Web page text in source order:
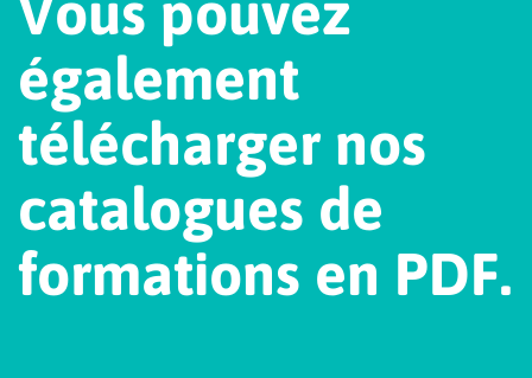
également
télécharger nos
catalogues de
formations en PDF.